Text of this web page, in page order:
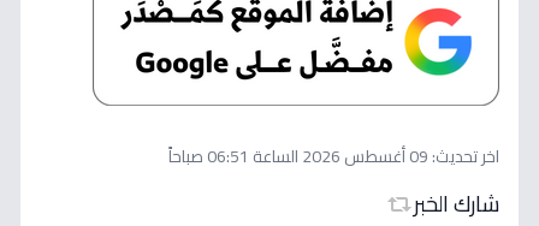
اخر تحديث:09 أغسطس 2026 الساعة 06:51 صباحاً
شارك الخبر